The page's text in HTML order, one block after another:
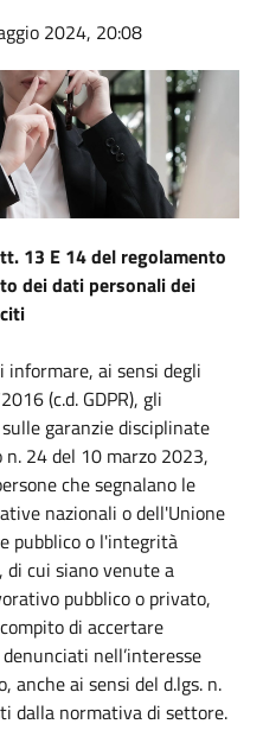
2024, 20:08
13 E 14 del regolamento
dei dati personali dei
informare, ai sensi degli
(c.d. GDPR), gli
garanzie disciplinate
24 del 10 marzo 2023,
che segnalano le
nazionali o dell'Unione
pubblico o l'integrità
cui siano venute a
pubblico o privato,
di accertare
nell’interesse
anche ai sensi del d.lgs. n.
dalla normativa di settore.